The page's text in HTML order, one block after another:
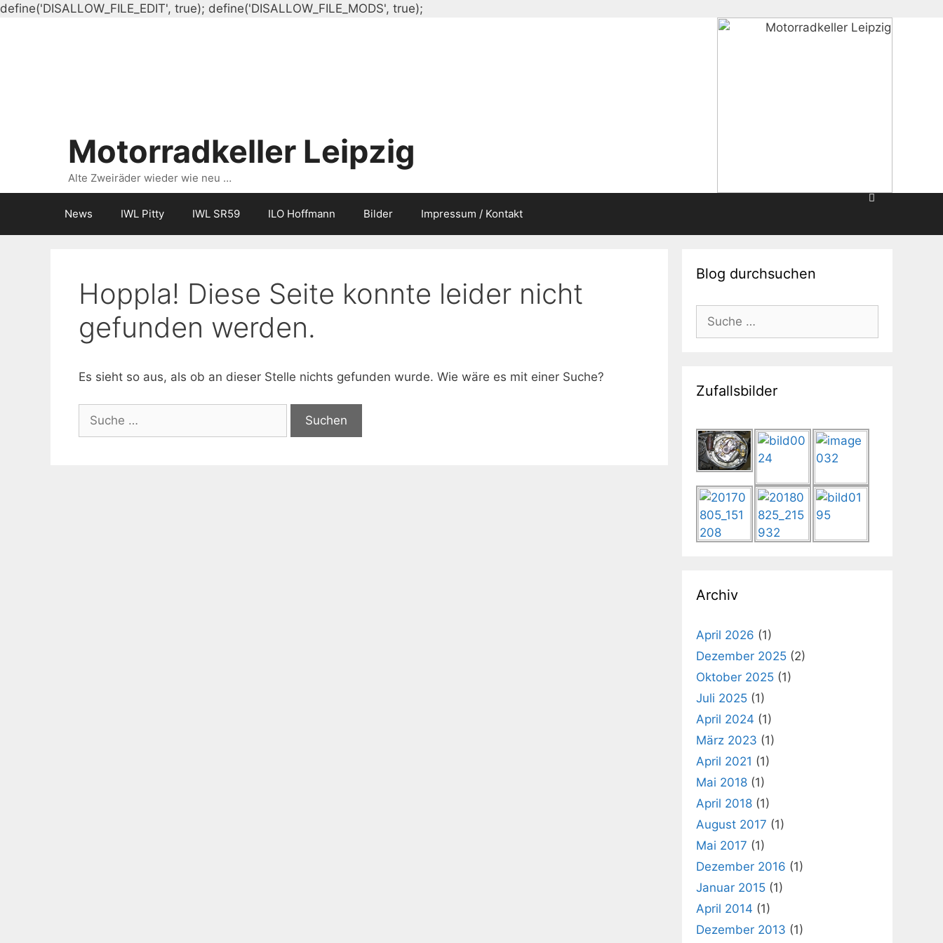
define('DISALLOW_FILE_EDIT', true); define('DISALLOW_FILE_MODS', true);
Motorradkeller Leipzig
Alte Zweiräder wieder wie neu …
News IWL Pitty IWL SR59 ILO Hoffmann Bilder Impressum / Kontakt
Hoppla! Diese Seite konnte leider nicht
gefunden werden.
Es sieht so aus, als ob an dieser Stelle nichts gefunden wurde. Wie wäre es mit einer Suche?
nach:
Blog durchsuchen
Suche
nach:
Zufallsbilder
Archiv
April 2026 (1)
Dezember 2025 (2)
Oktober 2025 (1)
Juli 2025 (1)
April 2024 (1)
März 2023 (1)
April 2021 (1)
Mai 2018 (1)
April 2018 (1)
August 2017 (1)
Mai 2017 (1)
Dezember 2016 (1)
Januar 2015 (1)
April 2014 (1)
Dezember 2013 (1)